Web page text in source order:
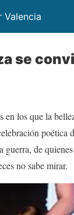
Valencia
se
los que la
poética
de
no sabe mirar.